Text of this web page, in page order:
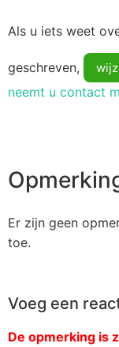
Als u iets weet
geschreven,
neemt u contact
Er zijn geen
toe.
Voeg een
De opmerking is